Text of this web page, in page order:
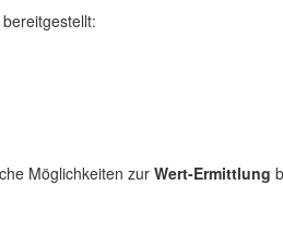
Möglichkeiten zur Wert-Ermittlung